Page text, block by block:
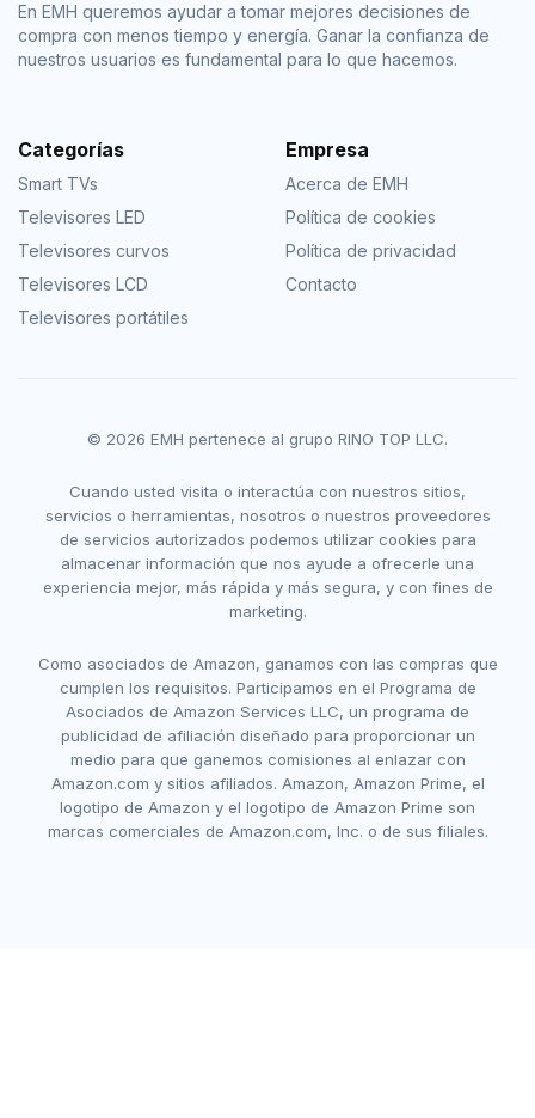
En EMH queremos ayudar a tomar mejores decisiones de
compra con menos tiempo y energía. Ganar la confianza de
nuestros usuarios es fundamental para lo que hacemos.
Categorías
Smart TVs
Televisores LED
Televisores curvos
Televisores LCD
Televisores portátiles
Empresa
Acerca de EMH
Política de cookies
Política de privacidad
Contacto
© 2026 EMH pertenece al grupo RINO TOP LLC.
Cuando usted visita o interactúa con nuestros sitios,
servicios o herramientas, nosotros o nuestros proveedores
de servicios autorizados podemos utilizar cookies para
almacenar información que nos ayude a ofrecerle una
experiencia mejor, más rápida y más segura, y con fines de
marketing.
Como asociados de Amazon, ganamos con las compras que
cumplen los requisitos. Participamos en el Programa de
Asociados de Amazon Services LLC, un programa de
publicidad de afiliación diseñado para proporcionar un
medio para que ganemos comisiones al enlazar con
Amazon.com y sitios afiliados. Amazon, Amazon Prime, el
logotipo de Amazon y el logotipo de Amazon Prime son
marcas comerciales de Amazon.com, Inc. o de sus filiales.